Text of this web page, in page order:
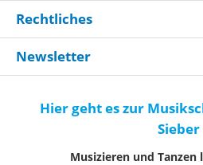
Rechtliches
Newsletter
Hier geht es zur
Sieber
Musizieren und Tanzen